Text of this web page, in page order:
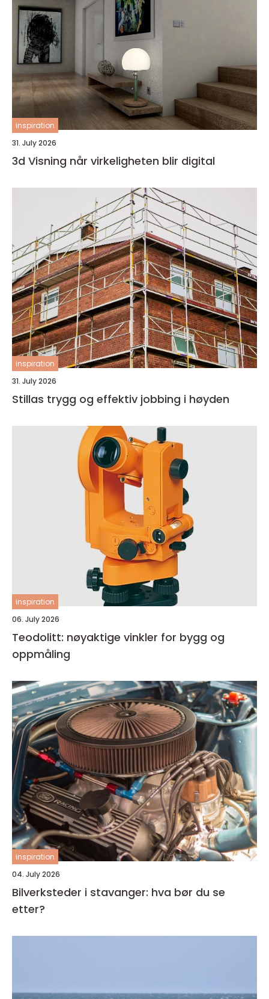
inspiration
31. July 2026
3d Visning når virkeligheten blir digital
inspiration
31. July 2026
Stillas trygg og effektiv jobbing i høyden
inspiration
06. July 2026
Teodolitt: nøyaktige vinkler for bygg og
oppmåling
inspiration
04. July 2026
Bilverksteder i stavanger: hva bør du se
etter?